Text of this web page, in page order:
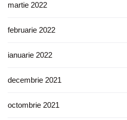
martie 2022
februarie 2022
ianuarie 2022
decembrie 2021
octombrie 2021